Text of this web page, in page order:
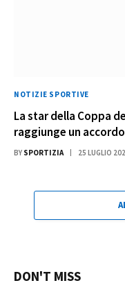
NOTIZIE SPORTIVE
La star della Coppa
raggiunge un
BY SPORTIZIA 25 LUGLIO
DON'T MISS